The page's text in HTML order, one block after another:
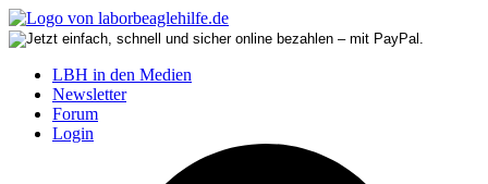
LBH in den Medien
Newsletter
Forum
Login